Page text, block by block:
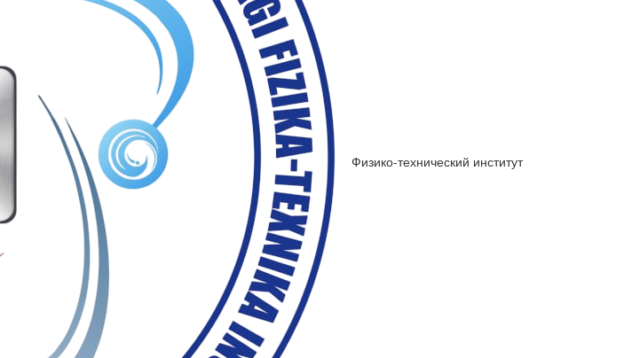
Физико-технический институт